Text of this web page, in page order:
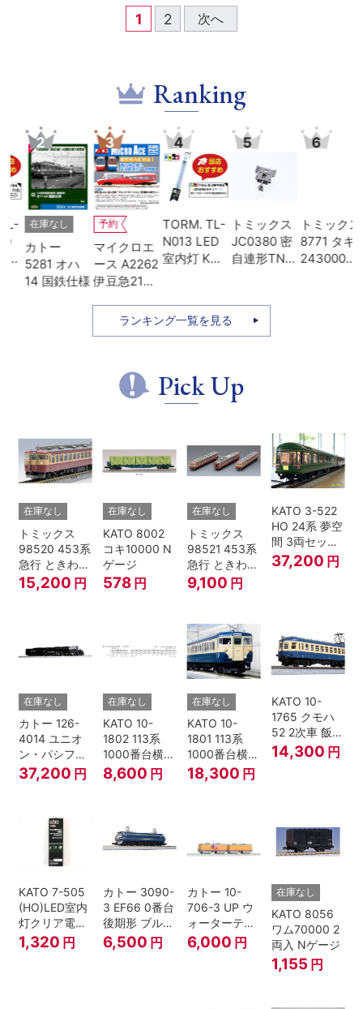
1 2 次へ
Ranking
3
予約
マイクロエ
ース A2262
伊豆急2100
4
TORM. TL-
N013 LED
室内灯 Kタ
イプ・白色
型
5
トミックス
JC0380 密
自連形TNカ
7000)
6
トミックス
8771 タキ
243000形
7
TORM. TU-
505A 車両
収納PEフォ
ランキング一覧を見る
Pick Up
在庫なし
トミックス
98520 453系
急行 ときわ
基本4両セッ
ト Nゲージ
15,200 円
在庫なし
KATO 8002
コキ10000 N
ゲージ
578 円
在庫なし
トミックス
98521 453系
急行 ときわ
増結3両セッ
9,100 円
KATO 3-522
HO 24系 夢空
間 3両セット
HOゲージ
37,200 円
在庫なし
カトー 126-
4014 ユニオ
ン・パシフィ
ック鉄道 ビッ
グボーイ＃
37,200 円
在庫なし
KATO 10-
1802 113系
1000番台横須
賀・総武快速
線 増結4両セ
8,600 円
在庫なし
KATO 10-
1801 113系
1000番台横須
賀・総武快速
線 基本7両セ
18,300 円
KATO 10-
1765 クモハ
52 2次車 飯田
線 4両セット
Nゲージ
14,300 円
KATO 7-505
(HO)LED室内
灯クリア電球
色
1,320 円
カトー 3090-
3 EF66 0番台
後期形 ブルー
トレイン牽引
機
6,500 円
カトー 10-
706-3 UP ウ
ォーターテン
ダー 2両入
6,000 円
在庫なし
KATO 8056
ワム70000 2
両入 Nゲージ
1,155 円